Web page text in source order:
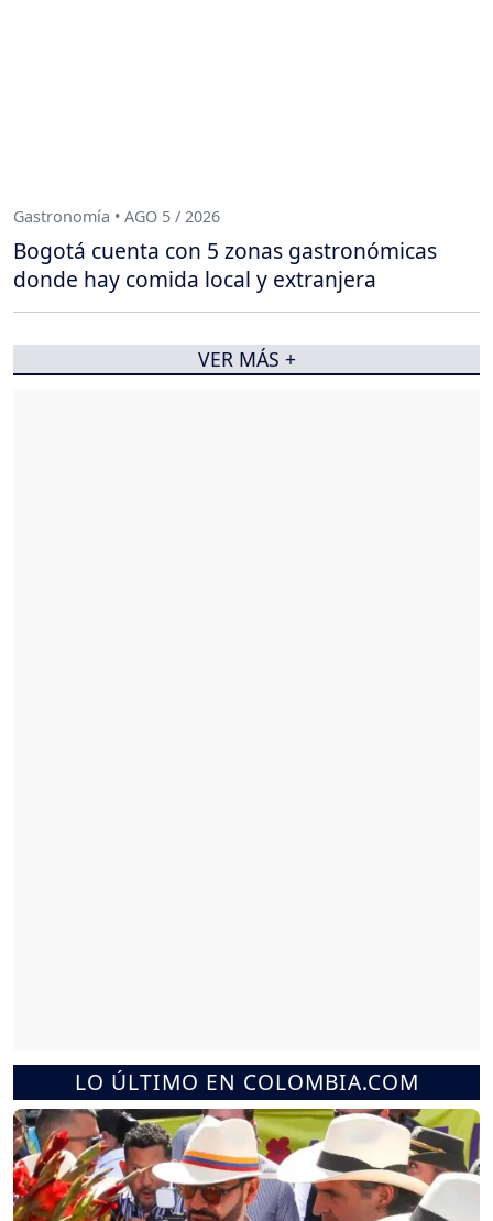
LO ÚLTIMO EN COLOMBIA.COM
Gastronomía • AGO 5 / 2026
Bogotá cuenta con 5 zonas gastronómicas
donde hay comida local y extranjera
VER MÁS +